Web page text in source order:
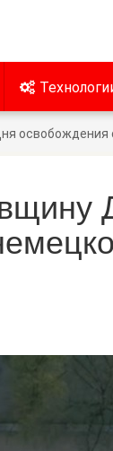
освобождения